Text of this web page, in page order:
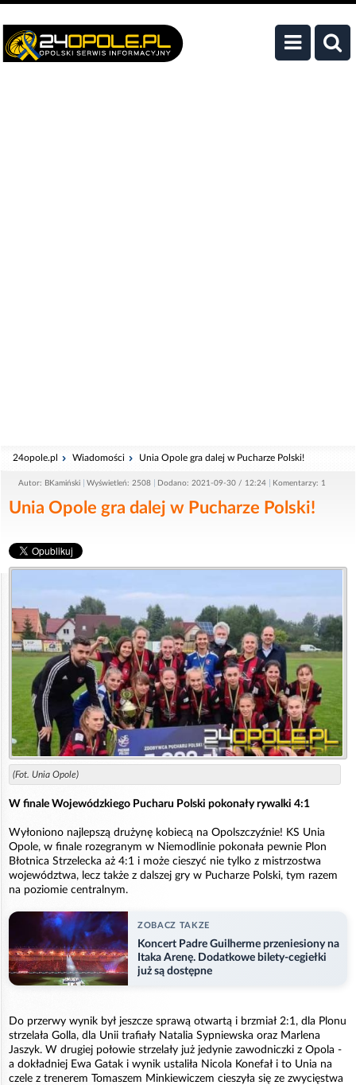
24opole.pl Wiadomości Unia Opole gra dalej w Pucharze Polski!
Autor: BKamiński Wyświetleń: 2508 Dodano: 2021-09-30 / 12:24 Komentarzy: 1
Unia Opole gra dalej w Pucharze Polski!
(Fot. Unia Opole)
W finale Wojewódzkiego Pucharu Polski pokonały rywalki 4:1
Wyłoniono najlepszą drużynę kobiecą na Opolszczyźnie! KS Unia
Opole, w finale rozegranym w Niemodlinie pokonała pewnie Plon
Błotnica Strzelecka aż 4:1 i może cieszyć nie tylko z mistrzostwa
województwa, lecz także z dalszej gry w Pucharze Polski, tym razem
na poziomie centralnym.
ZOBACZ TAKZE
Koncert Padre Guilherme przeniesiony na
Itaka Arenę. Dodatkowe bilety-cegiełki
już są dostępne
Do przerwy wynik był jeszcze sprawą otwartą i brzmiał 2:1, dla Plonu
strzelała Golla, dla Unii trafiały Natalia Sypniewska oraz Marlena
Jaszyk. W drugiej połowie strzelały już jedynie zawodniczki z Opola -
a dokładniej Ewa Gatak i wynik ustaliła Nicola Konefał i to Unia na
czele z trenerem Tomaszem Minkiewiczem cieszyła się ze zwycięstwa